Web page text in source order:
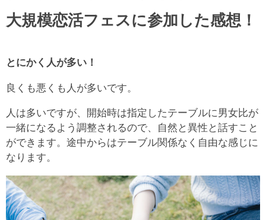
大規模恋活フェスに参加した感想！
とにかく人が多い！
良くも悪くも人が多いです。
人は多いですが、開始時は指定したテーブルに男女比が
一緒になるよう調整されるので、自然と異性と話すこと
ができます。途中からはテーブル関係なく自由な感じに
なります。